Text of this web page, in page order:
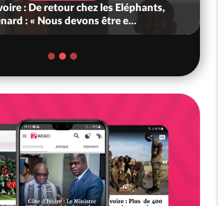
: De retour chez les Eléphants,
: « Nous devons être e...